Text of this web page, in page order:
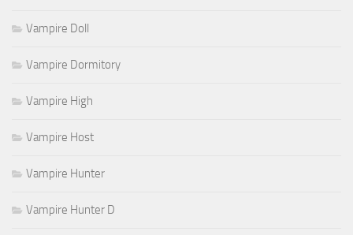
Vampire Doll
Vampire Dormitory
Vampire High
Vampire Host
Vampire Hunter
Vampire Hunter D